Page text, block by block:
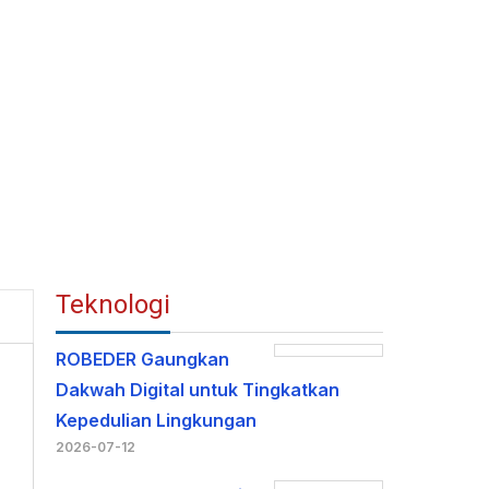
Teknologi
ROBEDER Gaungkan
Dakwah Digital untuk Tingkatkan
Kepedulian Lingkungan
2026-07-12